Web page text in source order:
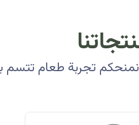
تجربة طعام تتسم